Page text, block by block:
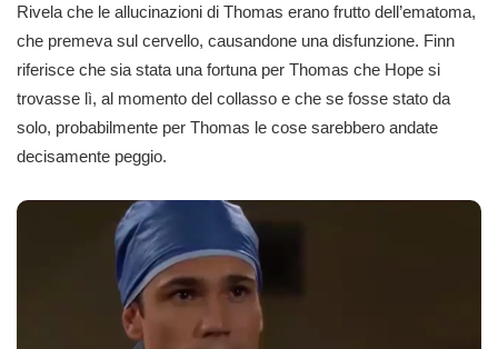
Rivela che le allucinazioni di Thomas erano frutto dell’ematoma,
che premeva sul cervello, causandone una disfunzione. Finn
riferisce che sia stata una fortuna per Thomas che Hope si
trovasse lì, al momento del collasso e che se fosse stato da
solo, probabilmente per Thomas le cose sarebbero andate
decisamente peggio.